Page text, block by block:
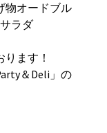
物オードブル
ラダ
ます！
＆ Deli 」の